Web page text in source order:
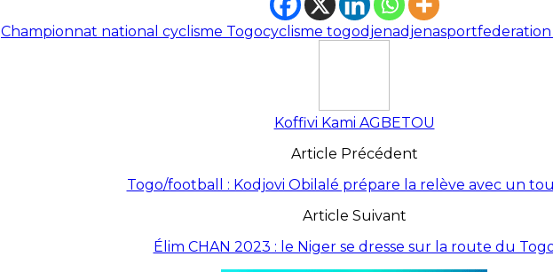
Championnat national cyclisme Togocyclisme togodjenadjenasportfederation
Koffivi Kami AGBETOU
Article Précédent
Togo/football : Kodjovi Obilalé prépare la relève avec un
Article Suivant
Élim CHAN 2023 : le Niger se dresse sur la route du